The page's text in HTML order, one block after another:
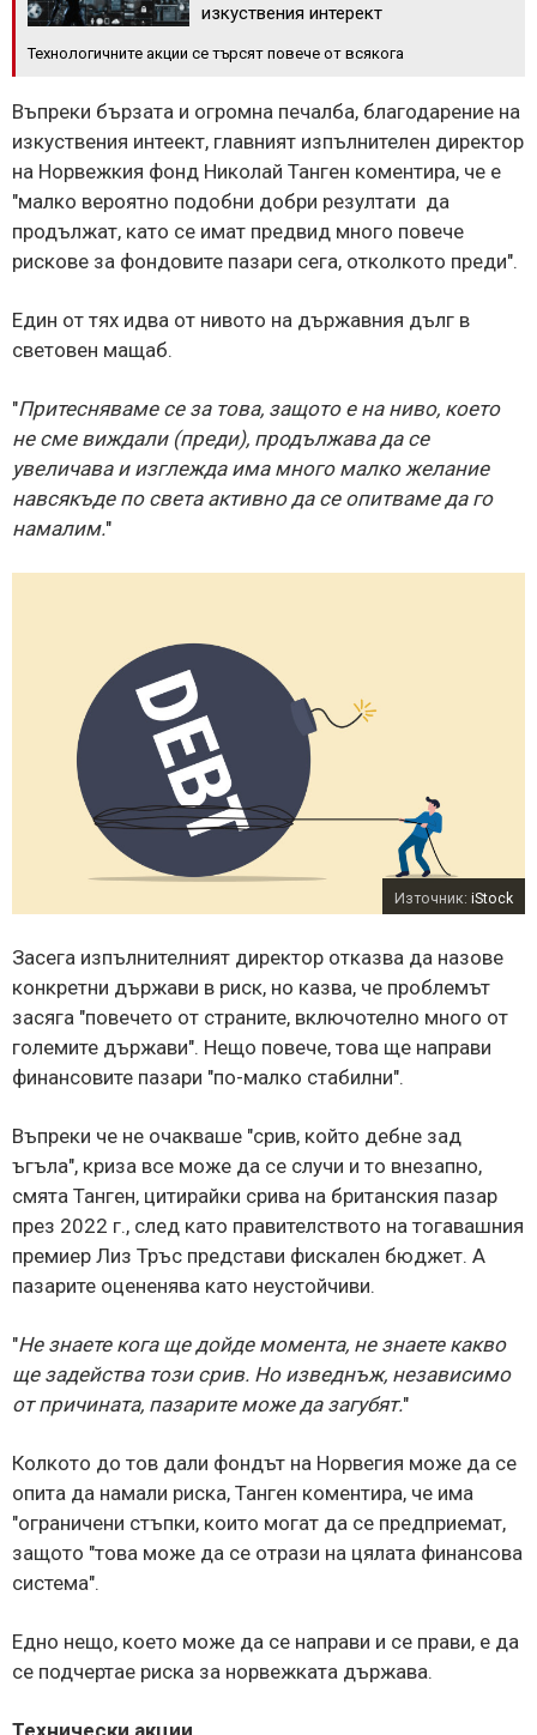
изкуствения интерект
Технологичните акции се търсят повече от всякога
Въпреки бързата и огромна печалба, благодарение на
изкуствения интеект, главният изпълнителен директор
на Норвежкия фонд Николай Танген коментира, че е
"малко вероятно подобни добри резултати да
продължат, като се имат предвид много повече
рискове за фондовите пазари сега, отколкото преди".
Един от тях идва от нивото на държавния дълг в
световен мащаб.
"Притесняваме се за това, защото е на ниво, което
не сме виждали (преди), продължава да се
увеличава и изглежда има много малко желание
навсякъде по света активно да се опитваме да го
намалим."
Източник: iStock
Засега изпълнителният директор отказва да назове
конкретни държави в риск, но казва, че проблемът
засяга "повечето от страните, включотелно много от
големите държави". Нещо повече, това ще направи
финансовите пазари "по-малко стабилни".
Въпреки че не очакваше "срив, който дебне зад
ъгъла", криза все може да се случи и то внезапно,
смята Танген, цитирайки срива на британския пазар
през 2022 г., след като правителството на тогавашния
премиер Лиз Тръс представи фискален бюджет. А
пазарите оцененява като неустойчиви.
"Не знаете кога ще дойде момента, не знаете какво
ще задейства този срив. Но изведнъж, независимо
от причината, пазарите може да загубят."
Колкото до тов дали фондът на Норвегия може да се
опита да намали риска, Танген коментира, че има
"ограничени стъпки, които могат да се предприемат,
защото "това може да се отрази на цялата финансова
система".
Едно нещо, което може да се направи и се прави, е да
се подчертае риска за норвежката държава.